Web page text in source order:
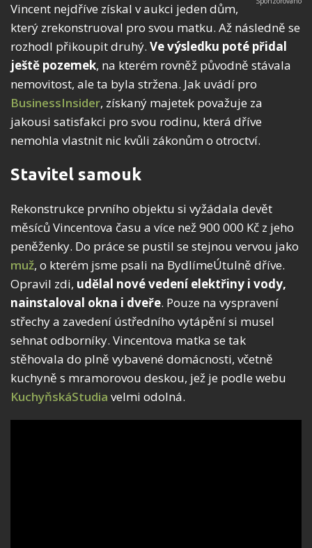
Vincent nejdříve získal v aukci jeden dům,
který zrekonstruoval pro svou matku. Až následně se
rozhodl přikoupit druhý. Ve výsledku poté přidal
ještě pozemek, na kterém rovněž původně stávala
nemovitost, ale ta byla stržena. Jak uvádí pro
BusinessInsider, získaný majetek považuje za
jakousi satisfakci pro svou rodinu, která dříve
nemohla vlastnit nic kvůli zákonům o otroctví.
Stavitel samouk
Rekonstrukce prvního objektu si vyžádala devět
měsíců Vincentova času a více než 900 000 Kč z jeho
peněženky. Do práce se pustil se stejnou vervou jako
muž, o kterém jsme psali na BydlímeÚtulně dříve.
Opravil zdi, udělal nové vedení elektřiny i vody,
nainstaloval okna i dveře. Pouze na vyspravení
střechy a zavedení ústředního vytápění si musel
sehnat odborníky. Vincentova matka se tak
stěhovala do plně vybavené domácnosti, včetně
kuchyně s mramorovou deskou, jež je podle webu
KuchyňskáStudia velmi odolná.